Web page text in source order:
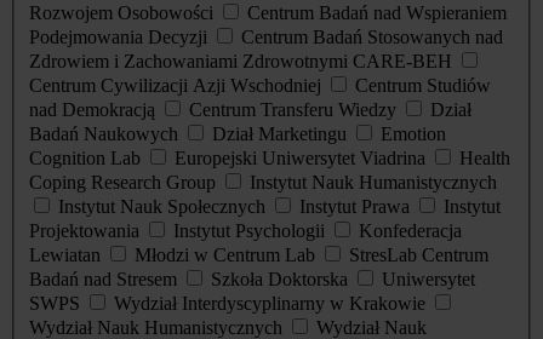
Rozwojem Osobowości
Centrum Badań nad Wspieraniem
Podejmowania Decyzji
Centrum Badań Stosowanych nad
Zdrowiem i Zachowaniami Zdrowotnymi CARE-BEH
Centrum Cywilizacji Azji Wschodniej
Centrum Studiów
nad Demokracją
Centrum Transferu Wiedzy
Dział
Badań Naukowych
Dział Marketingu
Emotion
Cognition Lab
Europejski Uniwersytet Viadrina
Health
Coping Research Group
Instytut Nauk Humanistycznych
Instytut Nauk Społecznych
Instytut Prawa
Instytut
Projektowania
Instytut Psychologii
Konfederacja
Lewiatan
Młodzi w Centrum Lab
StresLab Centrum
Badań nad Stresem
Szkoła Doktorska
Uniwersytet
SWPS
Wydział Interdyscyplinarny w Krakowie
Wydział Nauk Humanistycznych
Wydział Nauk